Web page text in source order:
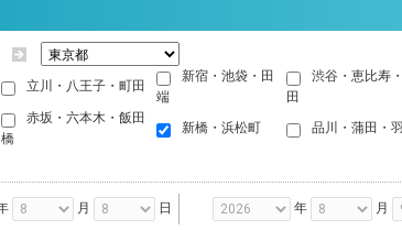
立川・八王子・町田
新宿・池袋・田
端
渋谷・恵比寿
田
赤坂・六本木・飯田
橋
新橋・浜松町 品川・蒲田・
月 日 年 月